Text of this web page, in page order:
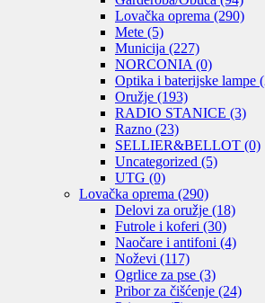
Lovačka oprema (290)
Mete (5)
Municija (227)
NORCONIA (0)
Optika i baterijske lampe
Oružje (193)
RADIO STANICE (3)
Razno (23)
SELLIER&BELLOT (0)
Uncategorized (5)
UTG (0)
Lovačka oprema (290)
Delovi za oružje (18)
Futrole i koferi (30)
Naočare i antifoni (4)
Noževi (117)
Ogrlice za pse (3)
Pribor za čišćenje (24)